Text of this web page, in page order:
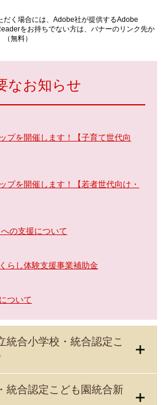
だく場合には、Adobe社が提供するAdobe
をお持ちでない方は、バナーのリンク先か
無料）
なお知らせ
プを開催します！【子育て世代向
プを開催します！【若者世代向け・
の支援について
らし体験支援事業補助金
ついて
合小学校・統合認定こ
合認定こども園統合新